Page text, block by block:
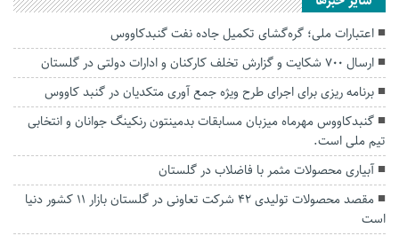
اعتبارات ملی؛ گره‌گشای تکمیل جاده نفت گنبدکاووس
ارسال ۷۰۰ شکایت و گزارش تخلف کارکنان و ادارات دولتی در گلستان
برنامه ریزی برای اجرای طرح ویژه جمع آوری متکدیان در گنبد کاووس
گنبدکاووس مهرماه میزبان مسابقات بدمینتون رنکینگ جوانان و انتخابی
تیم ملی است.
آبیاری محصولات مثمر با فاضلاب در گلستان
مقصد محصولات تولیدی ۴۲ شرکت تعاونی در گلستان بازار ۱۱ کشور دنیا
است